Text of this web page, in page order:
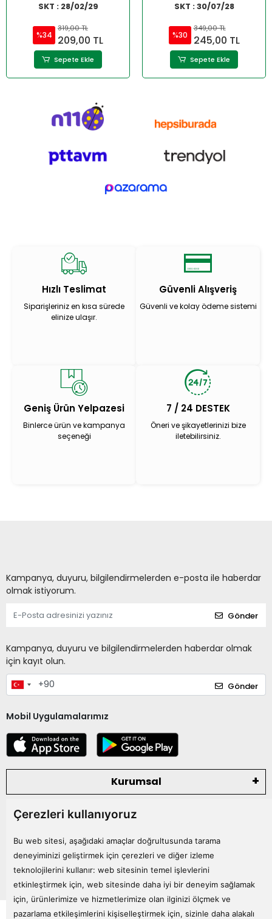
Çerezleri kullanıyoruz
Bu web sitesi, aşağıdaki amaçlar doğrultusunda tarama
deneyiminizi geliştirmek için çerezleri ve diğer izleme
teknolojilerini kullanır: web sitesinin temel işlevlerini
etkinleştirmek için, web sitesinde daha iyi bir deneyim sağlamak
için, ürünlerimize ve hizmetlerimize olan ilginizi ölçmek ve
pazarlama etkileşimlerini kişiselleştirmek için, sizinle daha alakalı
SKT : 28/02/29
%34
319,00 TL
209,00 TL
Sepete Ekle
SKT : 30/07/28
%30
349,00 TL
245,00 TL
Sepete Ekle
Hızlı Teslimat
Siparişleriniz en kısa sürede
elinize ulaşır.
Güvenli Alışveriş
Güvenli ve kolay ödeme sistemi
Geniş Ürün Yelpazesi
Binlerce ürün ve kampanya
seçeneği
7 / 24 DESTEK
Öneri ve şikayetlerinizi bize
iletebilirsiniz.
Kampanya, duyuru, bilgilendirmelerden e-posta ile haberdar
olmak istiyorum.
Gönder
Kampanya, duyuru ve bilgilendirmelerden haberdar olmak
için kayıt olun.
Gönder
Mobil Uygulamalarımız
Kurumsal
Kategoriler
Bize Ulaşın
Tüm bilgileriniz 256bit SSL Sertifikası ile korunmaktadır.